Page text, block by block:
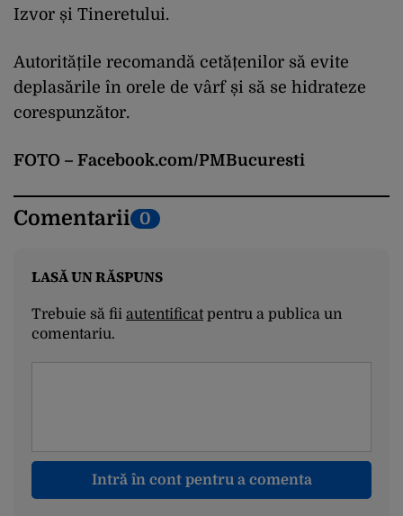
Izvor și Tineretului.
Autoritățile recomandă cetățenilor să evite
deplasările în orele de vârf și să se hidrateze
corespunzător.
FOTO – Facebook.com/PMBucuresti
Comentarii 0
LASĂ UN RĂSPUNS
Trebuie să fii autentificatpentru a publica un
comentariu.
Intră în cont pentru a comenta